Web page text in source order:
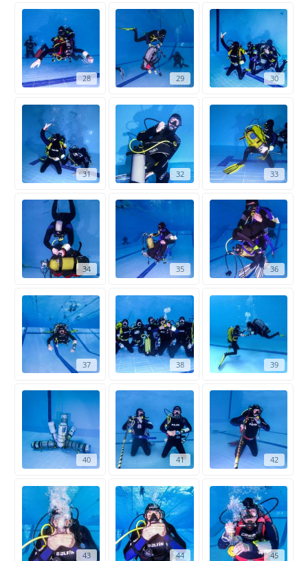
28 29 30
31 32 33
34 35 36
37 38 39
40 41 42
43 44 45